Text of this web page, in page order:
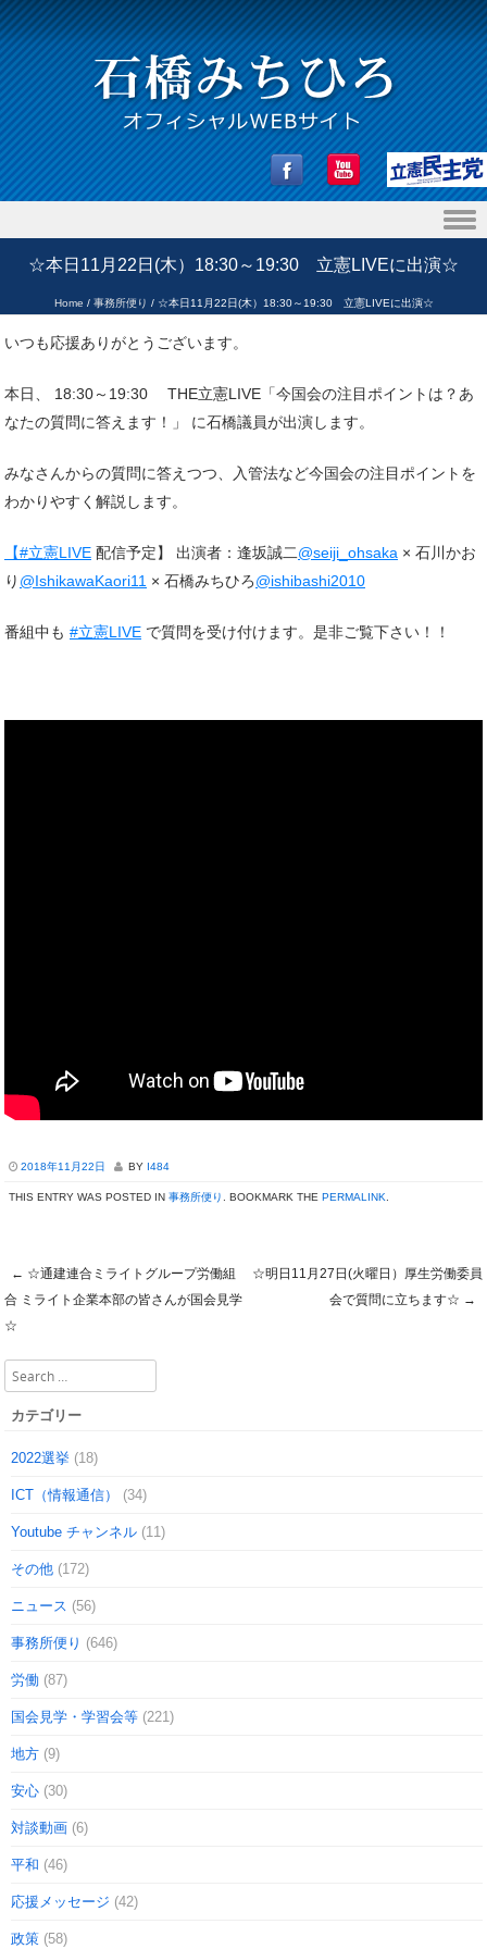
Skip to content
☆本日11月22日(木）18:30～19:30 立憲LIVEに出演☆
Home /事務所便り / ☆本日11月22日(木）18:30～19:30 立憲LIVEに出演☆
いつも応援ありがとうございます。
本日、 18:30～19:30 THE立憲LIVE「今国会の注目ポイントは？あ
なたの質問に答えます！」 に石橋議員が出演します。
みなさんからの質問に答えつつ、入管法など今国会の注目ポイントを
わかりやすく解説します。
【#立憲LIVE 配信予定】 出演者：逢坂誠二@seiji_ohsaka × 石川かお
り @IshikawaKaori11 × 石橋みちひろ@ishibashi2010
番組中も #立憲LIVE で質問を受け付けます。是非ご覧下さい！！
2018年11月22日 BY I484
THIS ENTRY WAS POSTED IN 事務所便り . BOOKMARK THE PERMALINK
Post navigation
← ☆通建連合ミライトグループ労働組
合 ミライト企業本部の皆さんが国会見学
☆
☆明日11月27日(火曜日）厚生労働委員
会で質問に立ちます☆ →
Search
カテゴリー
2022選挙 (18)
ICT（情報通信） (34)
Youtube チャンネル (11)
その他 (172)
ニュース (56)
事務所便り (646)
労働 (87)
国会見学・学習会等 (221)
地方 (9)
安心 (30)
対談動画 (6)
平和 (46)
応援メッセージ (42)
政策 (58)